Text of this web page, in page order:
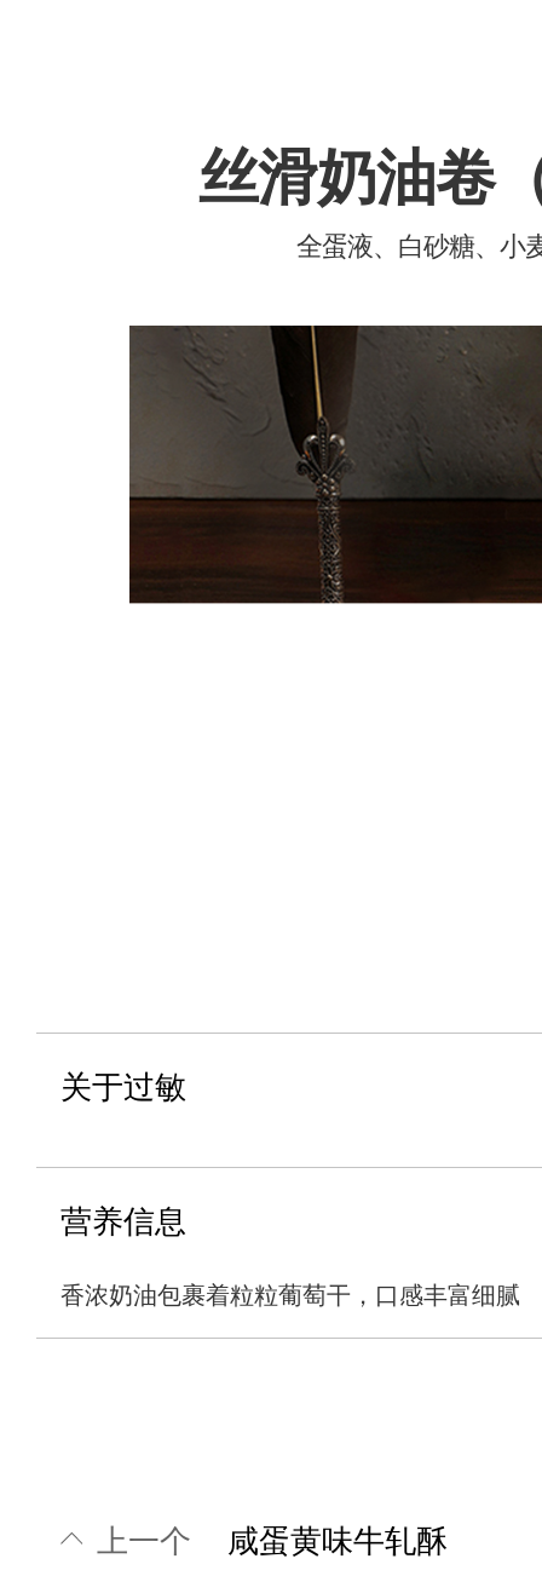
丝滑奶油卷
全蛋液、白砂糖、小
关于过敏
营养信息
香浓奶油包裹着粒粒葡萄干，口感丰富细腻
上一个 咸蛋黄味牛轧酥